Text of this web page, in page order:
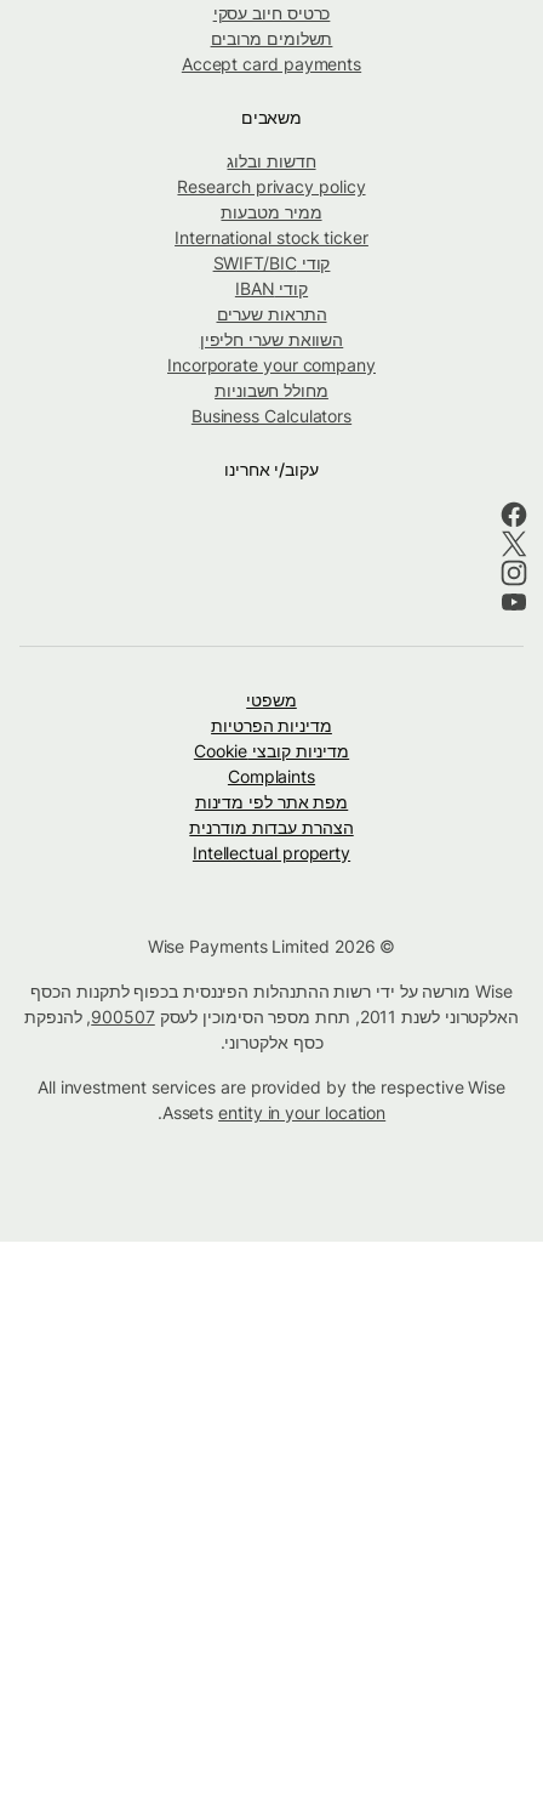
כרטיס חיוב עסקי
תשלומים מרובים
Accept card payments
משאבים
חדשות ובלוג
Research privacy policy
ממיר מטבעות
International stock ticker
קודי SWIFT/BIC
קודי IBAN
התראות שערים
השוואת שערי חליפין
Incorporate your company
מחולל חשבוניות
Business Calculators
עקוב/י אחרינו
משפטי
מדיניות הפרטיות
מדיניות קובצי Cookie
Complaints
מפת אתר לפי מדינות
הצהרת עבדות מודרנית
Intellectual property
Wise מורשה על ידי רשות ההתנהלות הפיננסית בכפוף לתקנות הכסף
האלקטרוני לשנת 2011, תחת מספר הסימוכין לעסק
900507, להנפקת
כסף אלקטרוני.
All investment services are provided by the respective Wise
Assetsentity in your location
.